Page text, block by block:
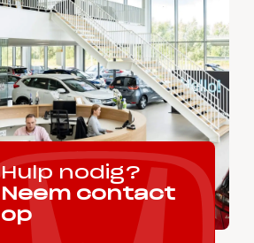
Hulp nodig?
Neem contact
op